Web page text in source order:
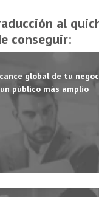
al
conseguir:
global de tu
un público más amplio